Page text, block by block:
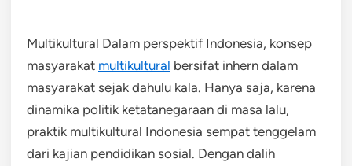
Multikultural Dalam perspektif Indonesia, konsep
masyarakat multikultural bersifat inhern dalam
masyarakat sejak dahulu kala. Hanya saja, karena
dinamika politik ketatanegaraan di masa lalu,
praktik multikultural Indonesia sempat tenggelam
dari kajian pendidikan sosial. Dengan dalih